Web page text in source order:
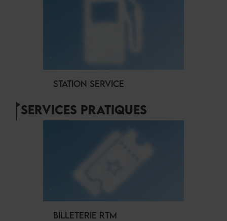
STATION SERVICE
SERVICES PRATIQUES
BILLETERIE RTM